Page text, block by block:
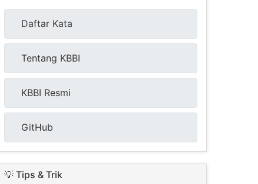
Daftar Kata
Tentang KBBI
KBBI Resmi
GitHub
💡 Tips & Trik